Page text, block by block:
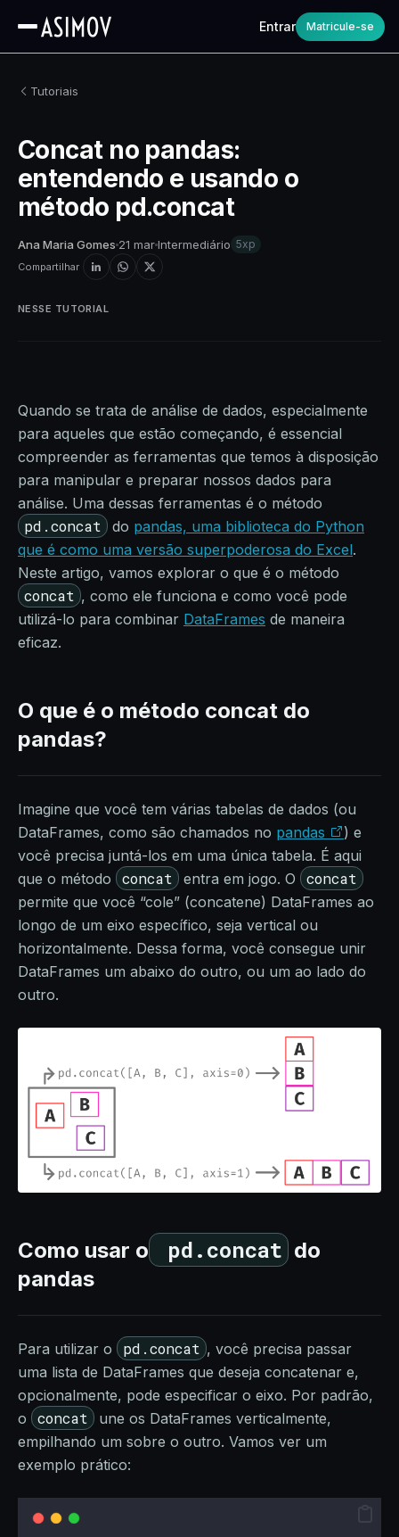
Entrar Matricule-se
Tutoriais
Concat no pandas:
entendendo e usando o
método pd.concat
Ana Maria Gomes 21 marIntermediário 5xp
Compartilhar
Quando se trata de análise de dados, especialmente
para aqueles que estão começando, é essencial
compreender as ferramentas que temos à disposição
para manipular e preparar nossos dados para
análise. Uma dessas ferramentas é o método
pd.concat do pandas, uma biblioteca do Python
que é como uma versão superpoderosa do Excel.
Neste artigo, vamos explorar o que é o método
concat , como ele funciona e como você pode
utilizá-lo para combinar DataFrames de maneira
eficaz.
O que é o método concat do
pandas?
Imagine que você tem várias tabelas de dados (ou
DataFrames, como são chamados no pandas
) e
você precisa juntá-los em uma única tabela. É aqui
que o método
concat entra em jogo. O concat
permite que você “cole” (concatene) DataFrames ao
longo de um eixo específico, seja vertical ou
horizontalmente. Dessa forma, você consegue unir
DataFrames um abaixo do outro, ou um ao lado do
outro.
Como usar o pd.concat do
pandas
Para utilizar o pd.concat , você precisa passar
uma lista de DataFrames que deseja concatenar e,
opcionalmente, pode especificar o eixo. Por padrão,
o
concat
une os DataFrames verticalmente,
empilhando um sobre o outro. Vamos ver um
exemplo prático:
NESSE TUTORIAL